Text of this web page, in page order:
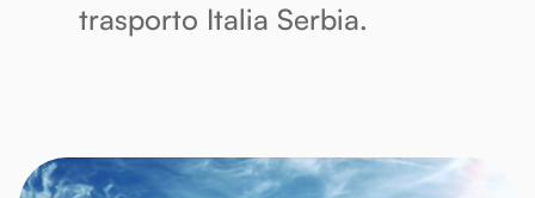
trasporto Italia Serbia.